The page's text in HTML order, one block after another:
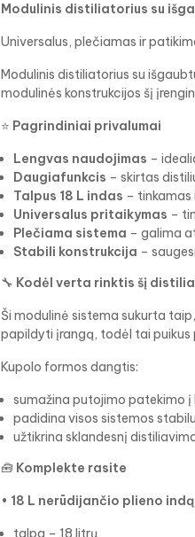
Modulinis distiliatorius su
Universalus, plečiamas ir
Modulinis distiliatorius su
modulinės konstrukcijos šį
⭐ Pagrindiniai privalumai
Lengvas naudojimas –
Daugiafunkcis – skirtas
Talpus 18 L indas –
Universalus pritaikymas –
Plečiama sistema – galima
Stabili konstrukcija –
🔧 Kodėl verta rinktis šį
Ši modulinė sistema sukurta
papildyti įrangą, todėl tai
Kupolo formos dangtis:
sumažina putojimo patekimo į
padidina visos sistemos
užtikrina sklandesnį
🧰 Komplekte rasite
• 18 L nerūdijančio plieno indą
talpa – 18 litrų